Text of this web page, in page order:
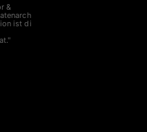
&
ist die